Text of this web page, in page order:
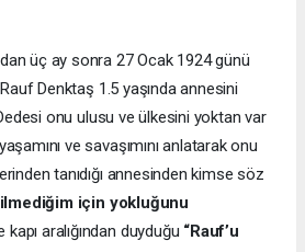
üç ay sonra 27 Ocak 1924 günü
Denktaş 1.5 yaşında annesini
onu ulusu ve ülkesini yoktan var
ve savaşımını anlatarak onu
tanıdığı annesinden kimse söz
bilmediğim için yokluğunu
kapı aralığından duyduğu “Rauf’u